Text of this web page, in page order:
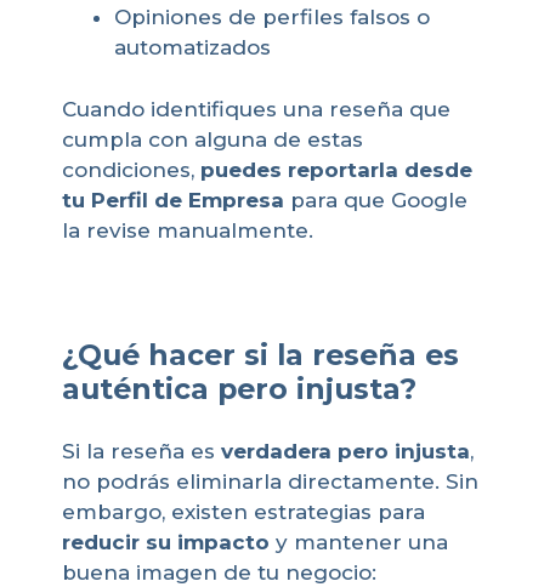
Opiniones de perfiles falsos o
automatizados
Cuando identifiques una reseña que
cumpla con alguna de estas
condiciones, puedes reportarla desde
tu Perfil de Empresa para que Google
la revise manualmente.
¿Qué hacer si la reseña es
auténtica pero injusta?
Si la reseña es verdadera pero injusta,
no podrás eliminarla directamente. Sin
embargo, existen estrategias para
reducir su impacto y mantener una
buena imagen de tu negocio: